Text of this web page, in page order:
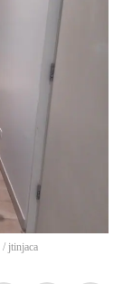
/ jtinjaca